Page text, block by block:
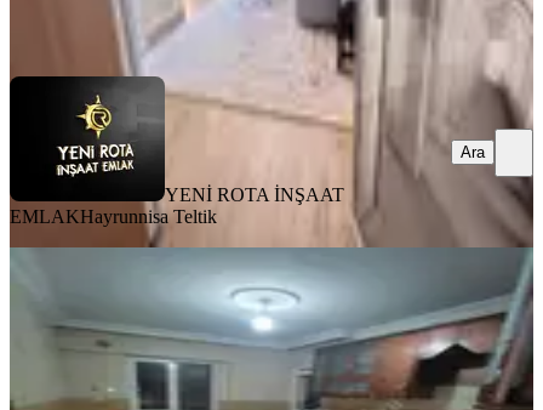
YENİ ROTA İNŞAAT
EMLAKHayrunnisa Teltik
Ara
Reos Gayrimenkul'den Kiralık 4+1
Daire
Onikişubat, Şehit Abdullah Çavuş Mahallesi
4+1
240 m²·4. Kat·01.08.2026